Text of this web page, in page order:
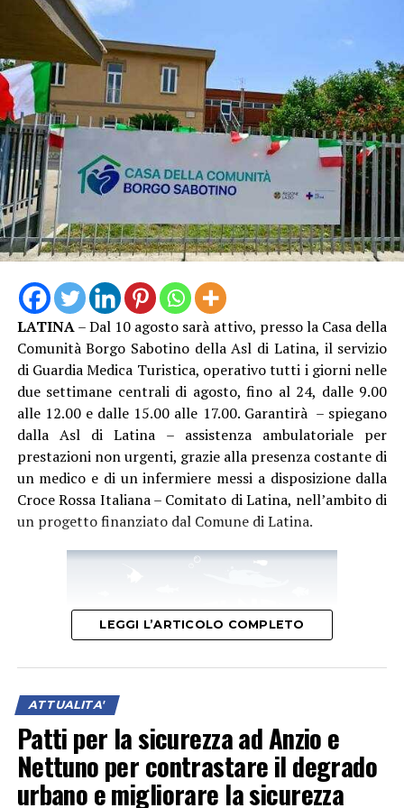
LATINA– Dal 10 agosto sarà attivo, presso la Casa della
Comunità Borgo Sabotino della Asl di Latina, il servizio
di Guardia Medica Turistica, operativo tutti i giorni nelle
due settimane centrali di agosto, fino al 24, dalle 9.00
alle 12.00 e dalle 15.00 alle 17.00. Garantirà – spiegano
dalla Asl di Latina – assistenza ambulatoriale per
prestazioni non urgenti, grazie alla presenza costante di
un medico e di un infermiere messi a disposizione dalla
Croce Rossa Italiana – Comitato di Latina, nell’ambito di
un progetto finanziato dal Comune di Latina.
“Questo ulteriore servizio, collocato in una zona molto
LEGGI L’ARTICOLO COMPLETO
ATTUALITA'
Patti per la sicurezza ad Anzio e
Nettuno per contrastare il degrado
urbano e migliorare la sicurezza